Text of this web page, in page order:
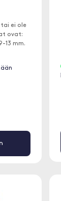
ei ole
ovat:
13 mm.